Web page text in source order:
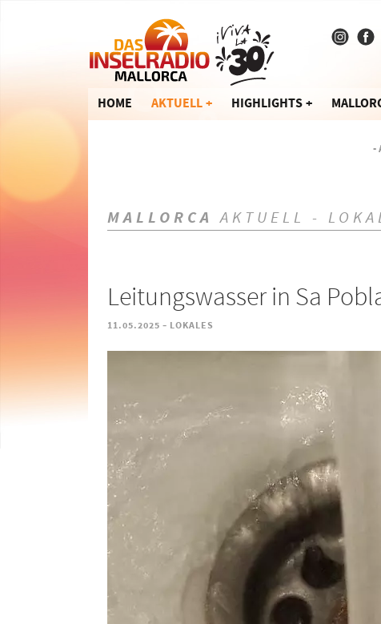
HOME AKTUELL HIGHLIGHTS
-
MALLORCA AKTUELL -
Leitungswasser in Sa
11.05.2025 - LOKALES